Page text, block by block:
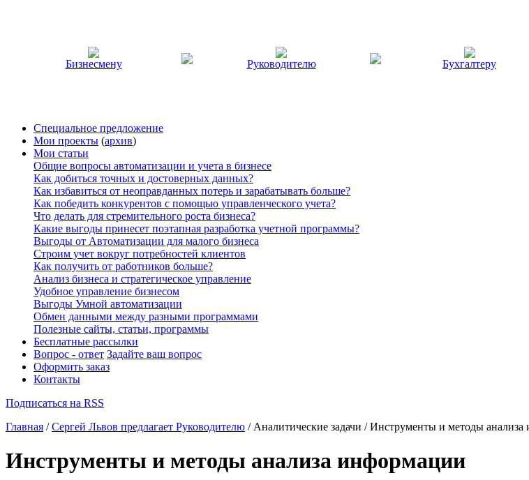
Бизнесмену Руководителю Бухгалтеру
Специальное предложение
Мои проекты (архив)
Мои статьи
Общие вопросы автоматизации и учета в бизнесе
Как добиться точных и достоверных данных?
Как избавиться от неоправданных потерь и зарабатывать больше?
Как победить конкурентов с помощью управленческого учета?
Что делать для стремительного роста бизнеса?
Какие выгоды принесет поэтапная разработка учетной программы?
Выгоды от Автоматизации для малого бизнеса
Строим учет вокруг потребностей клиентов
Как получить от работников больше?
Анализ бизнеса и стратегическое управление
Удобное управление бизнесом
Выгоды Умной автоматизации
Обмен данными между разными программами
Полезные сайты, статьи, программы
Бесплатные рассылки
Вопрос - ответ Задайте ваш вопрос
Оформить заказ
Контакты
Подписаться на RSS
Главная /Сергей Львов предлагает Руководителю / Аналитические задачи / Инструменты и методы
Инструменты и методы анализа информации